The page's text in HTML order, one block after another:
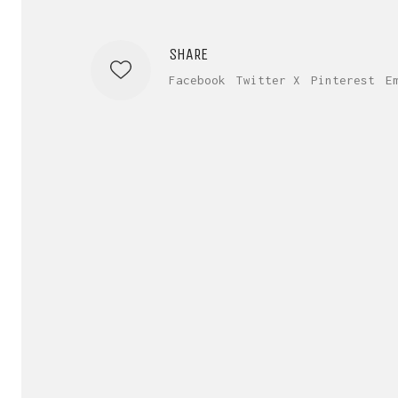
SHARE
Facebook Twitter X Pinterest